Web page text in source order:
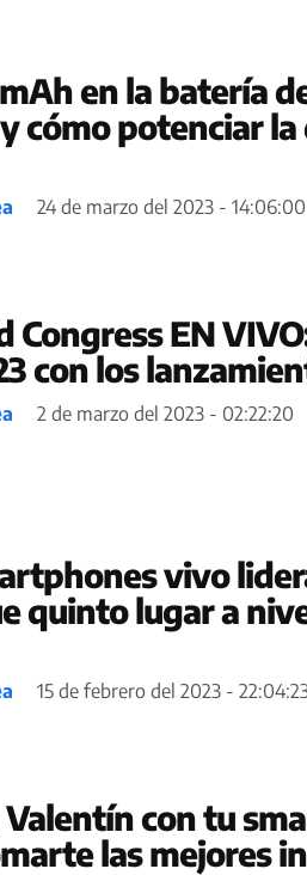
en la batería
cómo potenciar la
24 de marzo del 2023 - 14:06:00
Congress EN
con los
2 de marzo del 2023 - 02:22:20
vivo
quinto lugar a
15 de febrero del 2023 -
Valentín con tu
las mejores